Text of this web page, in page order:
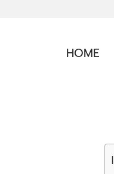
HOME